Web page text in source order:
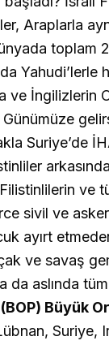
Araplarla
toplam
Yahudi’lerle
ve İngilizlerin
Günümüze
Suriye’de
ve
sivil ve
ayırt
ve savaş
aslında
(BOP) Büyük
Suriye,